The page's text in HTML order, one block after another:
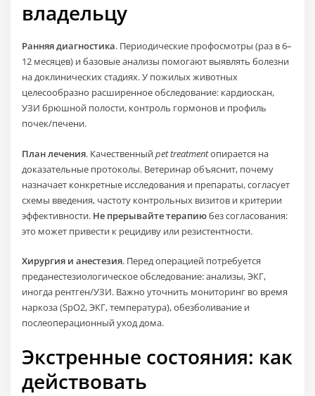
владельцу
Ранняя диагностика. Периодические профосмотры (раз в 6–
12 месяцев) и базовые анализы помогают выявлять болезни
на доклинических стадиях. У пожилых животных
целесообразно расширенное обследование: кардиоскан,
УЗИ брюшной полости, контроль гормонов и профиль
почек/печени.
План лечения. Качественныйpet treatmentопирается на
доказательные протоколы. Ветеринар объяснит, почему
назначает конкретные исследования и препараты, согласует
схемы введения, частоту контрольных визитов и критерии
эффективности. Не прерывайте терапиюбез согласования:
это может привести к рецидиву или резистентности.
Хирургия и анестезия. Перед операцией потребуется
преданестезиологическое обследование: анализы, ЭКГ,
иногда рентген/УЗИ. Важно уточнить мониторинг во время
наркоза (SpO2, ЭКГ, температура), обезболивание и
послеоперационный уход дома.
Экстренные состояния: как
действовать